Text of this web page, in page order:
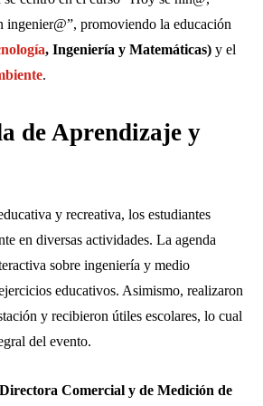
ingenier@”, promoviendo la educación
, Ingeniería y Matemáticas) y el
.
de Aprendizaje y
y recreativa, los estudiantes
en diversas actividades. La agenda
sobre ingeniería y medio
educativos. Asimismo, realizaron
y recibieron útiles escolares, lo cual
del evento.
Comercial y de Medición de